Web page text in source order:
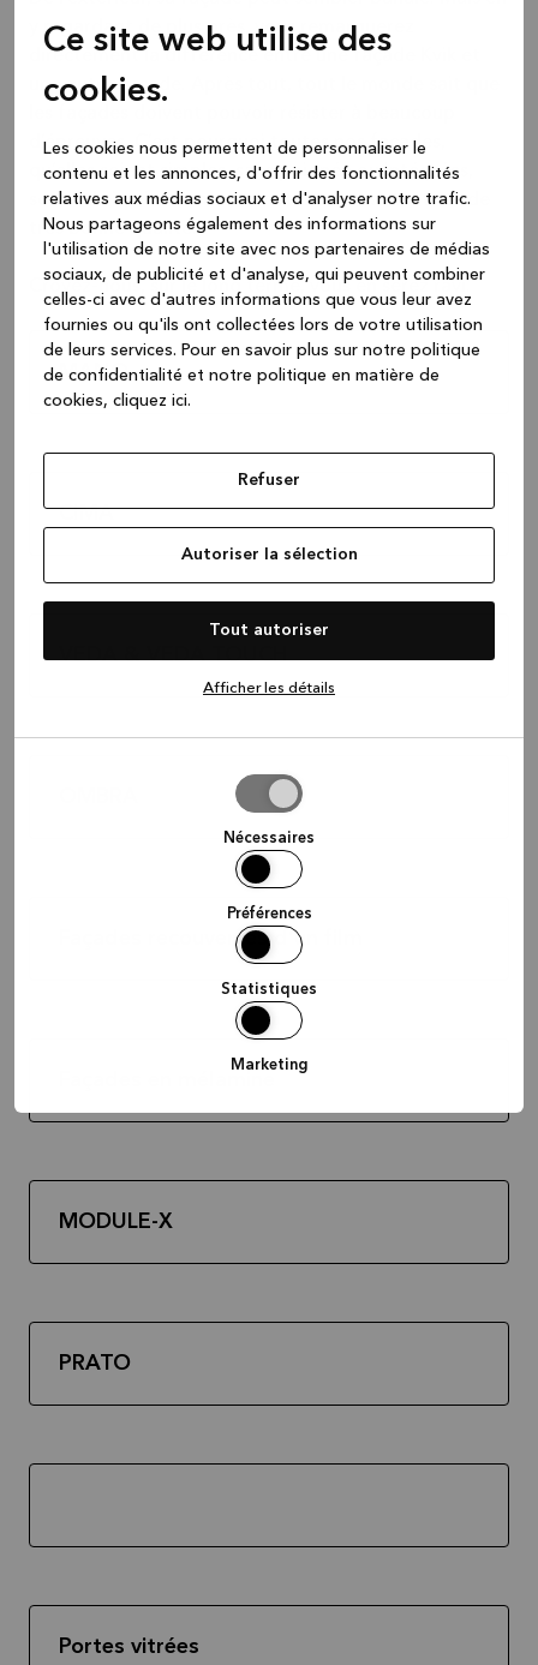
Ce site web utilise des
cookies.
Les cookies nous permettent de personnaliser le
contenu et les annonces, d'offrir des fonctionnalités
relatives aux médias sociaux et d'analyser notre trafic.
Nous partageons également des informations sur
l'utilisation de notre site avec nos partenaires de médias
sociaux, de publicité et d'analyse, qui peuvent combiner
celles-ci avec d'autres informations que vous leur avez
fournies ou qu'ils ont collectées lors de votre utilisation
de leurs services. Pour en savoir plus sur notre politique
de confidentialité et notre politique en matière de
cookies, cliquez ici.
Refuser
Autoriser la sélection
Tout autoriser
Afficher les détails
Nécessaires
Préférences
Statistiques
Marketing
y regardant de plus près, vous remarquerez
directement la différence entre une façade Kvik et
une autre façade. Après tout, tout le monde sait que
d’épreuves. C’est pourquoi toutes nos façades,
qu’elles soient simples, sans poignée ou intégrées,
sont fabriquées dans des matériaux résistants et de
très bonne qualité.
Croyez-nous, sur le long terme, vous en serez ravi.
MANO
CIMA
Façades recouvertes d’un film
MODULE-X
PRATO
Portes vitrées